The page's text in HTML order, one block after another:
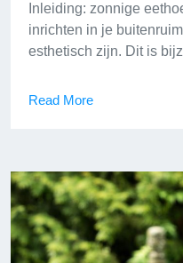
Inleiding: zonnige
inrichten in je
esthetisch zijn. Dit is
Read More